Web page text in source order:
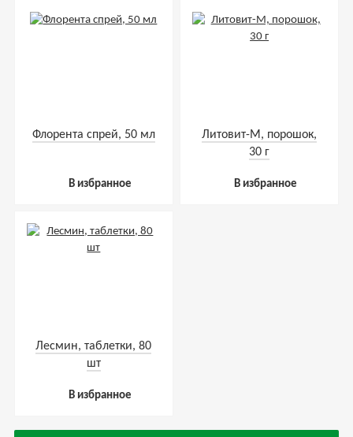
Флорента спрей, 50 мл
В избранное
Литовит-М, порошок,
30 г
В избранное
Лесмин, таблетки, 80
шт
В избранное